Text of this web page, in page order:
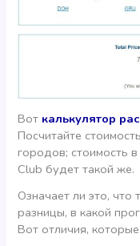
Вот калькулятор
Посчитайте
городов; стоимость
Club будет такой же.
Означает ли это, что
разницы, в какой
Вот отличия,